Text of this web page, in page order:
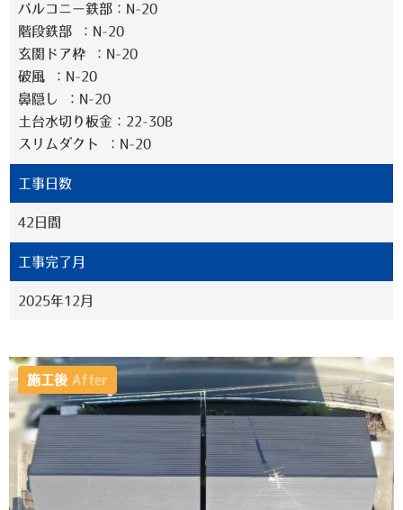
バルコニー鉄部：N-20
階段鉄部 ：N-20
玄関ドア枠 ：N-20
破風 ：N-20
鼻隠し ：N-20
土台水切り板金：22-30B
スリムダクト ：N-20
工事日数
42日間
工事完了月
2025年12月
施工後 After